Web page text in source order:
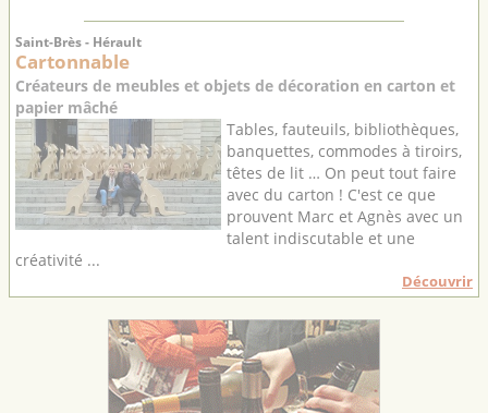
Saint-Brès - Hérault
Cartonnable
Créateurs de meubles et objets de décoration en carton et
papier mâché
Tables, fauteuils, bibliothèques,
banquettes, commodes à tiroirs,
têtes de lit … On peut tout faire
avec du carton ! C'est ce que
prouvent Marc et Agnès avec un
talent indiscutable et une
créativité ...
Découvrir